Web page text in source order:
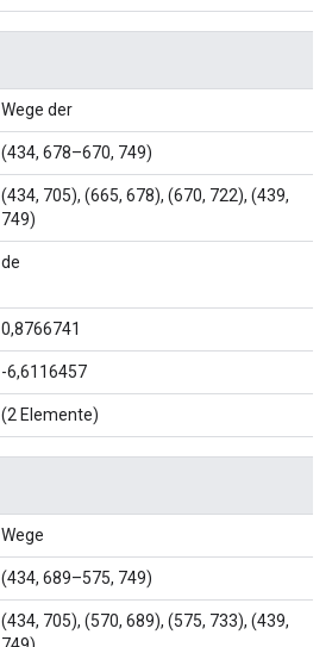
Wege der
(434, 678–670, 749)
(434, 705), (665, 678), (670, 722), (439,
749)
de
0,8766741
-6,6116457
(2 Elemente)
Wege
(434, 689–575, 749)
(434, 705), (570, 689), (575, 733), (439,